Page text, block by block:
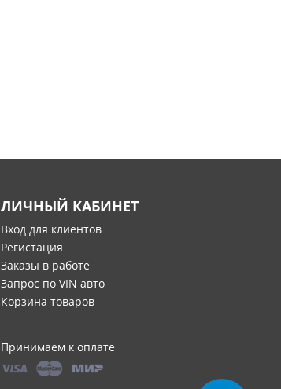
ЛИЧНЫЙ КАБИНЕТ
Вход для клиентов
Регистация
Заказы в работе
Запрос по VIN авто
Корзина товаров
Принимаем к оплате